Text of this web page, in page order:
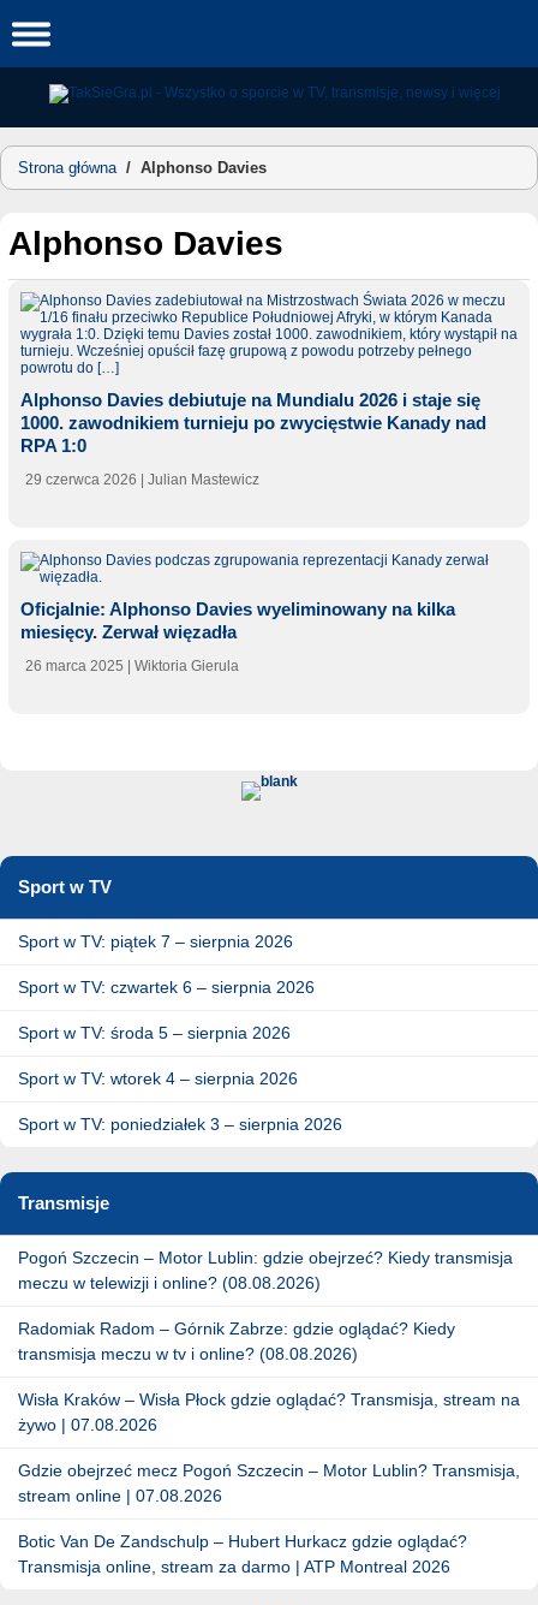
to
Strona główna/ Alphonso Davies
Alphonso Davies
Alphonso Davies debiutuje na Mundialu 2026 i staje się
1000. zawodnikiem turnieju po zwycięstwie Kanady nad
RPA 1:0
29 czerwca 2026 | Julian Mastewicz
Oficjalnie: Alphonso Davies wyeliminowany na kilka
miesięcy. Zerwał więzadła
26 marca 2025 | Wiktoria Gierula
Sport w TV
Sport w TV: piątek 7 – sierpnia 2026
Sport w TV: czwartek 6 – sierpnia 2026
Sport w TV: środa 5 – sierpnia 2026
Sport w TV: wtorek 4 – sierpnia 2026
Sport w TV: poniedziałek 3 – sierpnia 2026
Transmisje
Pogoń Szczecin – Motor Lublin: gdzie obejrzeć? Kiedy transmisja
meczu w telewizji i online? (08.08.2026)
Radomiak Radom – Górnik Zabrze: gdzie oglądać? Kiedy
transmisja meczu w tv i online? (08.08.2026)
Wisła Kraków – Wisła Płock gdzie oglądać? Transmisja, stream na
żywo | 07.08.2026
Gdzie obejrzeć mecz Pogoń Szczecin – Motor Lublin? Transmisja,
stream online | 07.08.2026
Botic Van De Zandschulp – Hubert Hurkacz gdzie oglądać?
Transmisja online, stream za darmo | ATP Montreal 2026